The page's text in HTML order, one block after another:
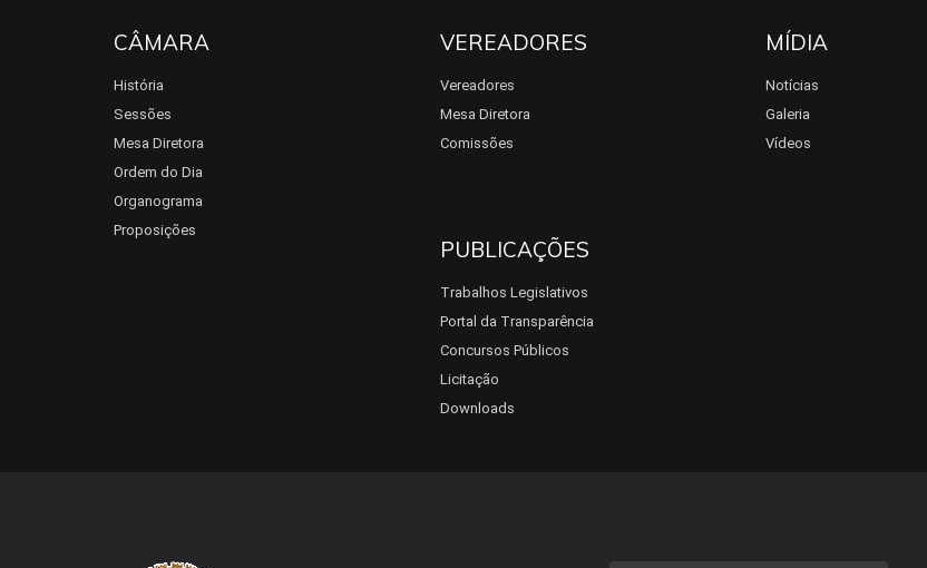
CÂMARA
História
Sessões
Mesa Diretora
Ordem do Dia
Organograma
Proposições
VEREADORES
Vereadores
Mesa Diretora
Comissões
MÍDIA
Notícias
Galeria
Vídeos
PUBLICAÇÕES
Trabalhos Legislativos
Portal da Transparência
Concursos Públicos
Licitação
Downloads